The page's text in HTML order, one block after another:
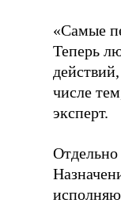
«Самые
Теперь
числе
эксперт.
Отдельно